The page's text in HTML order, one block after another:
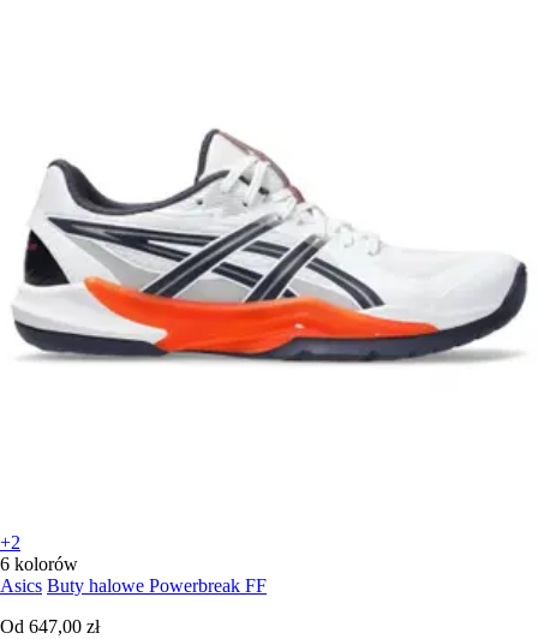
+2
6 kolorów
Asics Buty halowe Powerbreak FF
Od 647,00 zł